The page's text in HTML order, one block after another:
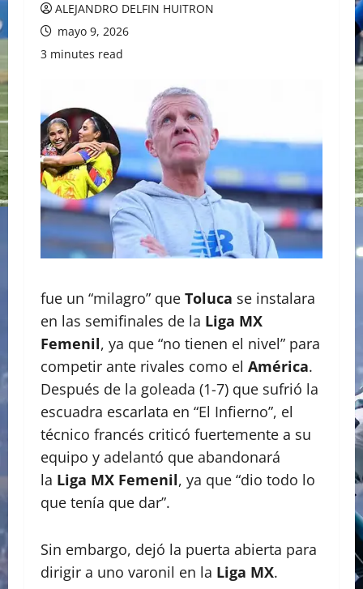
ALEJANDRO DELFIN HUITRON
mayo 9, 2026
3 minutes read
fue un “milagro” que Toluca se instalara
en las semifinales de la Liga MX
Femenil, ya que “no tienen el nivel” para
competir ante rivales como el América.
Después de la goleada (1-7) que sufrió la
escuadra escarlata en “El Infierno”, el
técnico francés criticó fuertemente a su
equipo y adelantó que abandonará
la Liga MX Femenil, ya que “dio todo lo
que tenía que dar”.
Sin embargo, dejó la puerta abierta para
dirigir a uno varonil en la Liga MX.